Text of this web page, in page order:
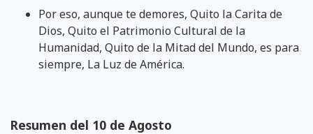
Por eso, aunque te demores, Quito la Carita de
Dios, Quito el Patrimonio Cultural de la
Humanidad, Quito de la Mitad del Mundo, es para
siempre, La Luz de América.
Resumen del 10 de Agosto